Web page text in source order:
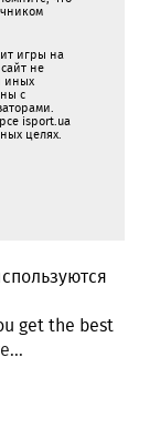
игры на
не
иных
c
isport.ua
целях.
get the best